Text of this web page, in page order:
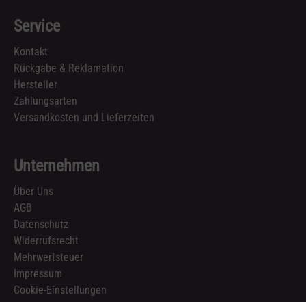
Service
Kontakt
Rückgabe & Reklamation
Hersteller
Zahlungsarten
Versandkosten und Lieferzeiten
Unternehmen
Über Uns
AGB
Datenschutz
Widerrufsrecht
Mehrwertsteuer
Impressum
Cookie-Einstellungen